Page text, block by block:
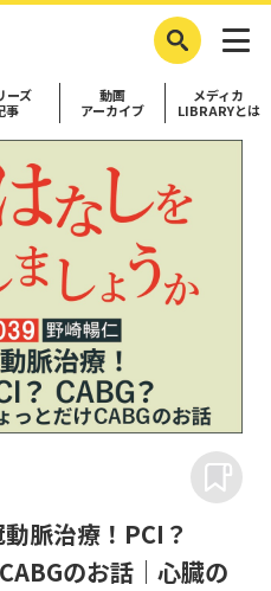
ーズ
事
動画
アーカイブ
メディカ
LIBRARYとは
脈治療！PCI？
のお話｜心臓の